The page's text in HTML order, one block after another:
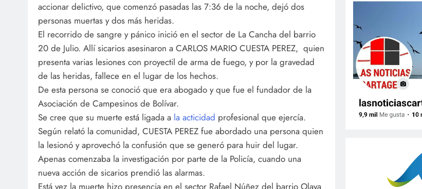
accionar delictivo, que comenzó pasadas las 7:36 de la noche, dejó dos
personas muertas y dos más heridas.
El recorrido de sangre y pánico inició en el sector de La Cancha del barrio
20 de Julio. Allí sicarios asesinaron a CARLOS MARIO CUESTA PEREZ, quien
presenta varias lesiones con proyectil de arma de fuego, y por la gravedad
de las heridas, fallece en el lugar de los hechos.
De esta persona se conoció que era abogado y que fue el fundador de la
Asociación de Campesinos de Bolívar.
Se cree que su muerte está ligada a la acticidad profesional que ejercía.
Según relató la comunidad, CUESTA PEREZ fue abordado una persona quien
la lesionó y aprovechó la confusión que se generó para huir del lugar.
Apenas comenzaba la investigación por parte de la Policía, cuando una
nueva acción de sicarios prendió las alarmas.